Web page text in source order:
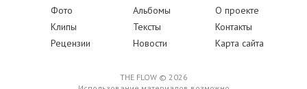
Фото Альбомы
О проекте
Клипы
Тексты
Контакты
Рецензии
Новости Карта сайта
THE FLOW © 2026